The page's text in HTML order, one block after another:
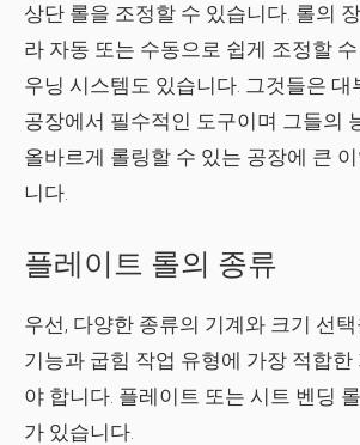
상단 롤을 조정할 수 있습니다. 롤의
라 자동 또는 수동으로 쉽게 조정할
우닝 시스템도 있습니다. 그것들은 대
공장에서 필수적인 도구이며 그들의
올바르게 롤링할 수 있는 공장에 큰
니다.
플레이트 롤의 종류
우선, 다양한 종류의 기계와 크기 선
기능과 굽힘 작업 유형에 가장 적합한
야 합니다. 플레이트 또는 시트 벤딩
가 있습니다.